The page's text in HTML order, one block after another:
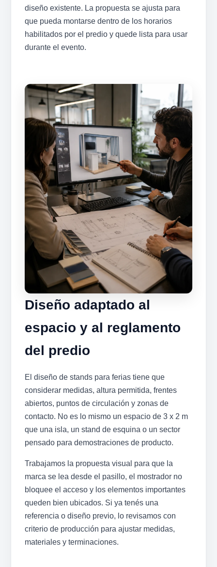
diseño existente. La propuesta se ajusta para
que pueda montarse dentro de los horarios
habilitados por el predio y quede lista para usar
durante el evento.
Diseño adaptado al
espacio y al reglamento
del predio
El diseño de stands para ferias tiene que
considerar medidas, altura permitida, frentes
abiertos, puntos de circulación y zonas de
contacto. No es lo mismo un espacio de 3 x 2 m
que una isla, un stand de esquina o un sector
pensado para demostraciones de producto.
Trabajamos la propuesta visual para que la
marca se lea desde el pasillo, el mostrador no
bloquee el acceso y los elementos importantes
queden bien ubicados. Si ya tenés una
referencia o diseño previo, lo revisamos con
criterio de producción para ajustar medidas,
materiales y terminaciones.